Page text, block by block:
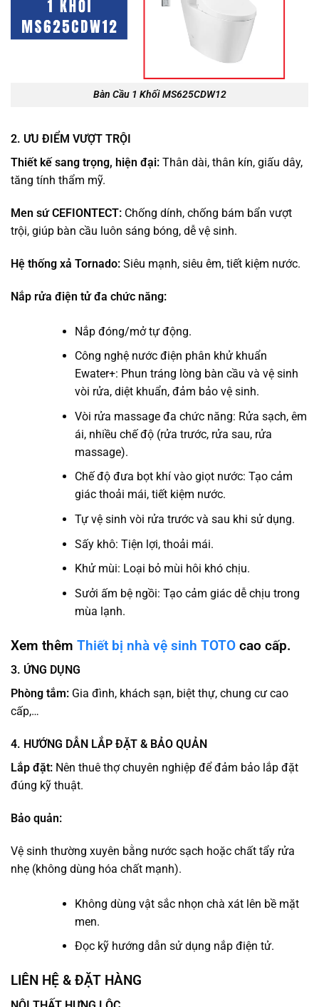
Bàn Cầu 1 Khối MS625CDW12
2. ƯU ĐIỂM VƯỢT TRỘI
Thiết kế sang trọng, hiện đại: Thân dài, thân kín, giấu dây,
tăng tính thẩm mỹ.
Men sứ CEFIONTECT: Chống dính, chống bám bẩn vượt
trội, giúp bàn cầu luôn sáng bóng, dễ vệ sinh.
Hệ thống xả Tornado: Siêu mạnh, siêu êm, tiết kiệm nước.
Nắp rửa điện tử đa chức năng:
Nắp đóng/mở tự động.
Công nghệ nước điện phân khử khuẩn
Ewater+: Phun tráng lòng bàn cầu và vệ sinh
vòi rửa, diệt khuẩn, đảm bảo vệ sinh.
Vòi rửa massage đa chức năng: Rửa sạch, êm
ái, nhiều chế độ (rửa trước, rửa sau, rửa
massage).
Chế độ đưa bọt khí vào giọt nước: Tạo cảm
giác thoải mái, tiết kiệm nước.
Tự vệ sinh vòi rửa trước và sau khi sử dụng.
Sấy khô: Tiện lợi, thoải mái.
Khử mùi: Loại bỏ mùi hôi khó chịu.
Sưởi ấm bệ ngồi: Tạo cảm giác dễ chịu trong
mùa lạnh.
Xem thêm Thiết bị nhà vệ sinh TOTO cao cấp.
3. ỨNG DỤNG
Phòng tắm: Gia đình, khách sạn, biệt thự, chung cư cao
cấp,…
4. HƯỚNG DẪN LẮP ĐẶT & BẢO QUẢN
Lắp đặt: Nên thuê thợ chuyên nghiệp để đảm bảo lắp đặt
đúng kỹ thuật.
Bảo quản:
Vệ sinh thường xuyên bằng nước sạch hoặc chất tẩy rửa
nhẹ (không dùng hóa chất mạnh).
Không dùng vật sắc nhọn chà xát lên bề mặt
men.
Đọc kỹ hướng dẫn sử dụng nắp điện tử.
LIÊN HỆ & ĐẶT HÀNG